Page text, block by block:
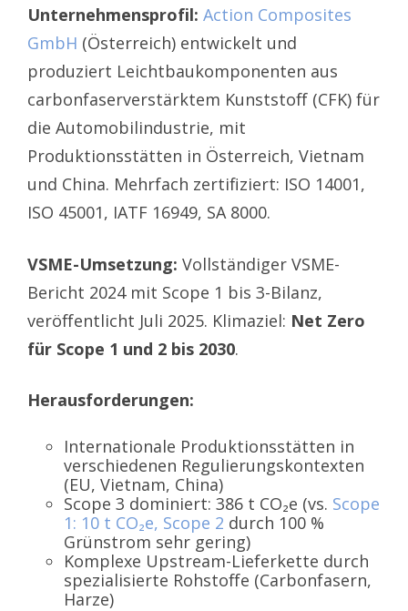
Unternehmensprofil: Action Composites
GmbH (Österreich) entwickelt und
produziert Leichtbaukomponenten aus
carbonfaserverstärktem Kunststoff (CFK) für
die Automobilindustrie, mit
Produktionsstätten in Österreich, Vietnam
und China. Mehrfach zertifiziert: ISO 14001,
ISO 45001, IATF 16949, SA 8000.
VSME-Umsetzung: Vollständiger VSME-
Bericht 2024 mit Scope 1 bis 3-Bilanz,
veröffentlicht Juli 2025. Klimaziel: Net Zero
für Scope 1 und 2 bis 2030.
Herausforderungen:
Internationale Produktionsstätten in
verschiedenen Regulierungskontexten
(EU, Vietnam, China)
Scope 3 dominiert: 386 t CO₂e (vs. Scope
1: 10 t CO₂e, Scope 2 durch 100 %
Grünstrom sehr gering)
Komplexe Upstream-Lieferkette durch
spezialisierte Rohstoffe (Carbonfasern,
Harze)